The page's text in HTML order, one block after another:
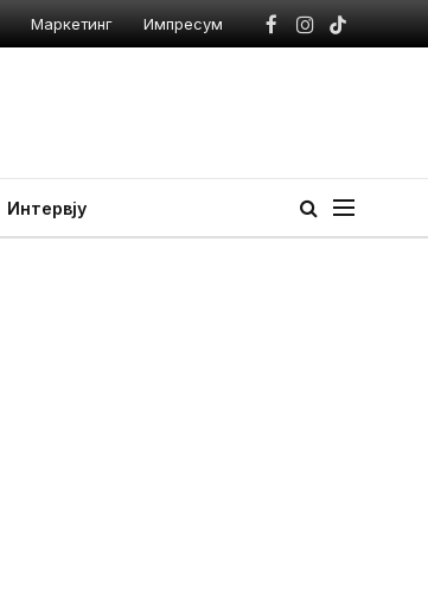
Маркетинг Импресум
Facebook
Instagram
TikTok
Интервју